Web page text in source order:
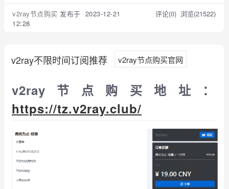
v2ray节点购买 发布于 2023-12-21
12:28
评论(0) 浏览(21522)
v2ray不限时间订阅推荐 v2ray节点购买官网
v2ray节点购买地址：
https://tz.v2ray.club/